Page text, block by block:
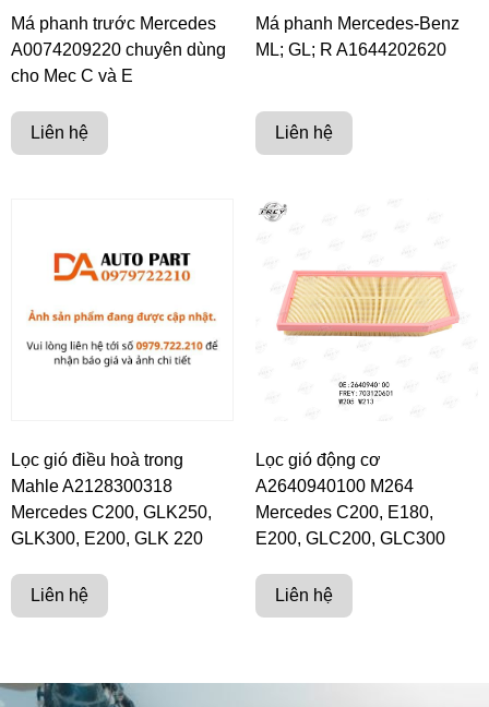
Má phanh trước Mercedes
A0074209220 chuyên dùng
cho Mec C và E
Liên hệ
Má phanh Mercedes-Benz
ML; GL; R A1644202620
Liên hệ
Lọc gió điều hoà trong
Mahle A2128300318
Mercedes C200, GLK250,
GLK300, E200, GLK 220
Liên hệ
Lọc gió động cơ
A2640940100 M264
Mercedes C200, E180,
E200, GLC200, GLC300
Liên hệ